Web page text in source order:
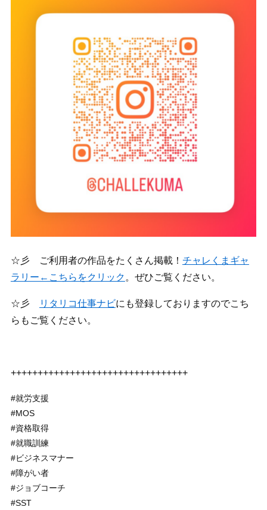
☆彡 ご利用者の作品をたくさん掲載！ チャレくまギャ
ラリー←こちらをクリック 。ぜひご覧ください。
☆彡 リタリコ仕事ナビにも登録しておりますのでこち
らもご覧ください。
+++++++++++++++++++++++++++++++++
#就労支援
#MOS
#資格取得
#就職訓練
#ビジネスマナー
#障がい者
#ジョブコーチ
#SST